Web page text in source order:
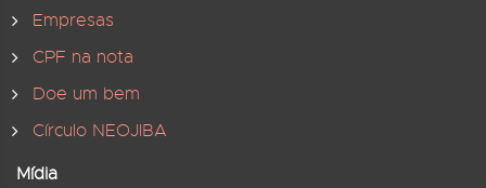
Empresas
CPF na nota
Doe um bem
Círculo NEOJIBA
Mídia